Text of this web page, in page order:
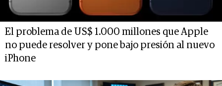
El problema de US$ 1.000 millones que Apple
no puede resolver y pone bajo presión al nuevo
iPhone